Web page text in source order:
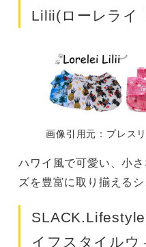
Lilii(ローレライ
画像引用元：プレス
ハワイ風で可愛い、小
ズを豊富に取り揃えるシ
イフスタイルウ